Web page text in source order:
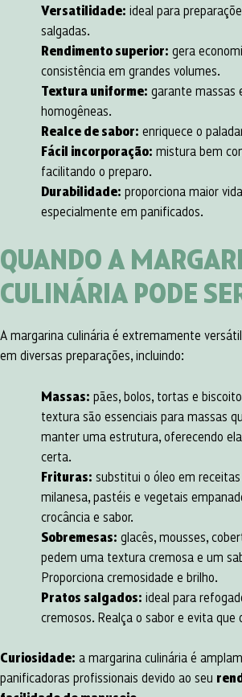
Versatilidade: ideal para
salgadas.
Rendimento superior: gera
consistência em grandes volumes.
Textura uniforme: garante massas
homogêneas.
Realce de sabor: enriquece o
Fácil incorporação: mistura bem
facilitando o preparo.
Durabilidade: proporciona maior
especialmente em panificados.
QUANDO A
CULINÁRIA PODE
A margarina culinária é extremamente
em diversas preparações, incluindo:
Massas: pães, bolos, tortas e
textura são essenciais para massas
manter uma estrutura, oferecendo
certa.
Frituras: substitui o óleo em
milanesa, pastéis e vegetais
crocância e sabor.
Sobremesas: glacês, mousses,
pedem uma textura cremosa e um
Proporciona cremosidade e brilho.
Pratos salgados: ideal para
cremosos. Realça o sabor e evita que
Curiosidade: a margarina culinária é
panificadoras profissionais devido ao seu